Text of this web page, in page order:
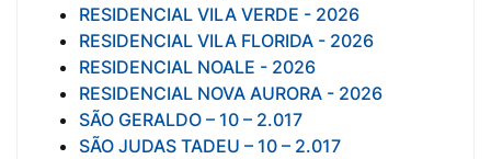
RESIDENCIAL VILA VERDE - 2026
RESIDENCIAL VILA FLORIDA - 2026
RESIDENCIAL NOALE - 2026
RESIDENCIAL NOVA AURORA - 2026
SÃO GERALDO – 10 – 2.017
SÃO JUDAS TADEU – 10 – 2.017